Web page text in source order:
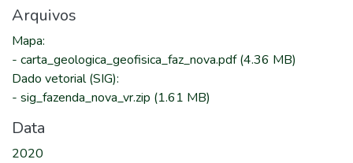
Arquivos
Mapa:
- carta_geologica_geofisica_faz_nova.pdf(4.36 MB)
Dado vetorial (SIG):
- sig_fazenda_nova_vr.zip (1.61 MB)
Data
2020